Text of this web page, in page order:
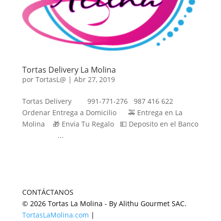
Tortas Delivery La Molina
por TortasL@ | Abr 27, 2019
Tortas Delivery 991-771-276 987 416 622
Ordenar Entrega a Domicilio 🚕 Entrega en La
Molina 🎁 Envia Tu Regalo 💵 Deposito en el Banco
...
CONTÁCTANOS
© 2026 Tortas La Molina - By Alithu Gourmet SAC.
TortasLaMolina.com |